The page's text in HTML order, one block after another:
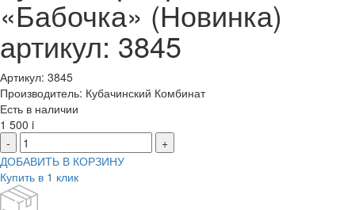
«Бабочка» (Новинка)
артикул: 3845
Артикул: 3845
Производитель: Кубачинский Комбинат
Есть в наличии
1 500 i
-
+
ДОБАВИТЬ В КОРЗИНУ
Купить в 1 клик